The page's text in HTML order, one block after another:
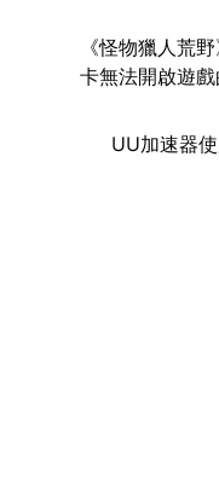
《怪物獵人荒
卡無法開啟遊
UU加速器